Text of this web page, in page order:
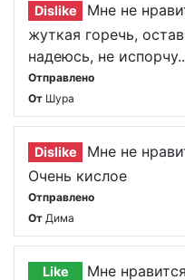
Dislike
Мне не
жуткая горечь,
надеюсь, не
Отправлено
От Шура
Dislike
Мне не
Очень кислое
Отправлено
От Дима
Like Мне нравится